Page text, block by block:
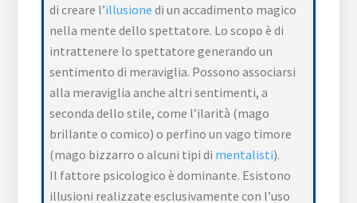
di creare l’illusione di un accadimento magico
nella mente dello spettatore. Lo scopo è di
intrattenere lo spettatore generando un
sentimento di meraviglia. Possono associarsi
alla meraviglia anche altri sentimenti, a
seconda dello stile, come l’ilarità (mago
brillante o comico) o perfino un vago timore
(mago bizzarro o alcuni tipi di mentalisti).
Il fattore psicologico è dominante. Esistono
illusioni realizzate esclusivamente con l’uso